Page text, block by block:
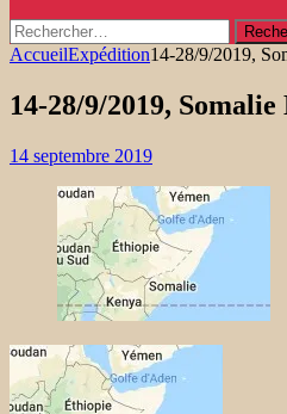
Rechercher :
AccueilExpédition14-28/9/2019,
14-28/9/2019,
14 septembre 2019